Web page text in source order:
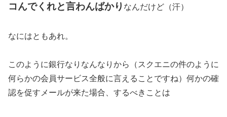
コんでくれと言わんばかり なんだけど（汗）
なにはともあれ。
このように銀行なりなんなりから（スクエニの件のように
何らかの会員サービス全般に言えることですね）何かの確
認を促すメールが来た場合、するべきことは